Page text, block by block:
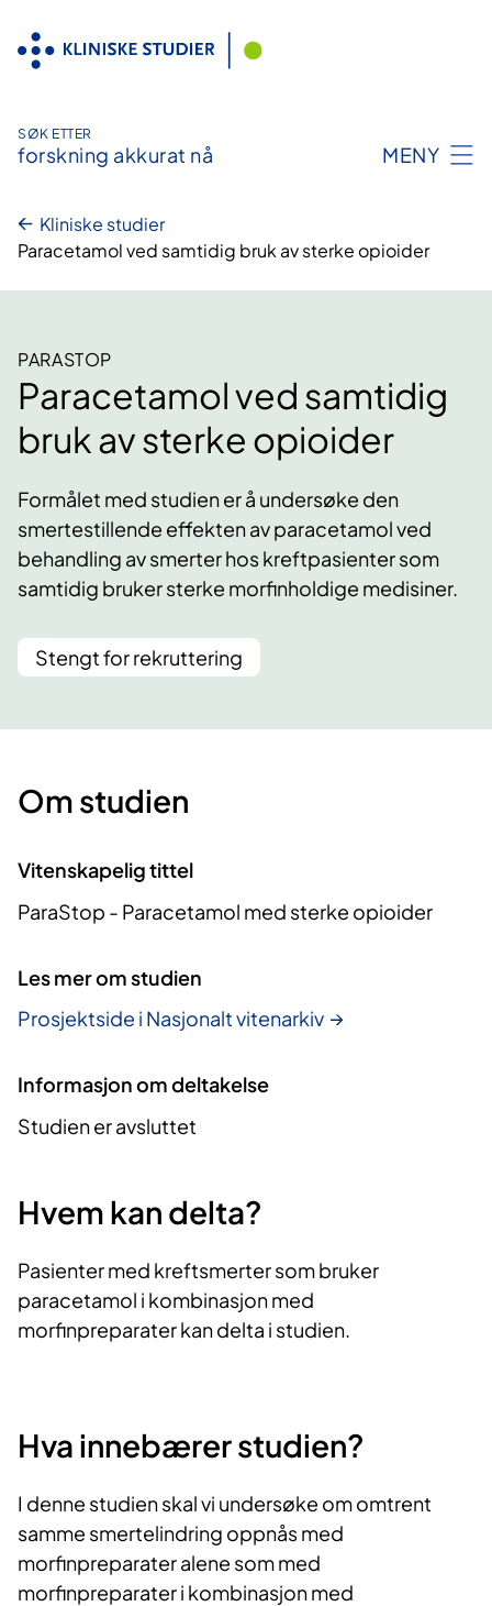
innhold
SØK ETTER
forskning akkurat nå MENY
Kliniske studier
Paracetamol ved samtidig bruk av sterke opioider
PARASTOP
Paracetamol ved samtidig
bruk av sterke opioider
Formålet med studien er å undersøke den
smertestillende effekten av paracetamol ved
behandling av smerter hos kreftpasienter som
samtidig bruker sterke morfinholdige medisiner.
Stengt for rekruttering
Om studien
Vitenskapelig tittel
ParaStop - Paracetamol med sterke opioider
Les mer om studien
Prosjektside i Nasjonalt vitenarkiv
Informasjon om deltakelse
Studien er avsluttet
Hvem kan delta?
Pasienter med kreftsmerter som bruker
paracetamol i kombinasjon med
morfinpreparater kan delta i studien.
Hva innebærer studien?
I denne studien skal vi undersøke om omtrent
samme smertelindring oppnås med
morfinpreparater alene som med
morfinpreparater i kombinasjon med